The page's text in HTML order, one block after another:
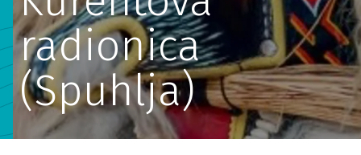
radionica
(Spuhlja)